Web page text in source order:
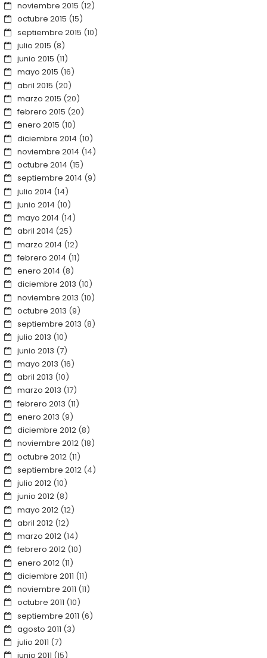
noviembre 2015 (12)
octubre 2015 (15)
septiembre 2015 (10)
julio 2015 (8)
junio 2015 (11)
mayo 2015 (16)
abril 2015 (20)
marzo 2015 (20)
febrero 2015 (20)
enero 2015 (10)
diciembre 2014 (10)
noviembre 2014 (14)
octubre 2014 (15)
septiembre 2014 (9)
julio 2014 (14)
junio 2014 (10)
mayo 2014 (14)
abril 2014 (25)
marzo 2014 (12)
febrero 2014 (11)
enero 2014 (8)
diciembre 2013 (10)
noviembre 2013 (10)
octubre 2013 (9)
septiembre 2013 (8)
julio 2013 (10)
junio 2013 (7)
mayo 2013 (16)
abril 2013 (10)
marzo 2013 (17)
febrero 2013 (11)
enero 2013 (9)
diciembre 2012(8)
noviembre 2012(18)
octubre 2012(11)
septiembre 2012(4)
julio 2012(10)
junio 2012(8)
mayo 2012(12)
abril 2012(12)
marzo 2012(14)
febrero 2012(10)
enero 2012(11)
diciembre 2011 (11)
noviembre 2011 (11)
octubre 2011 (10)
septiembre 2011 (6)
agosto 2011 (3)
julio 2011 (7)
junio 2011 (15)